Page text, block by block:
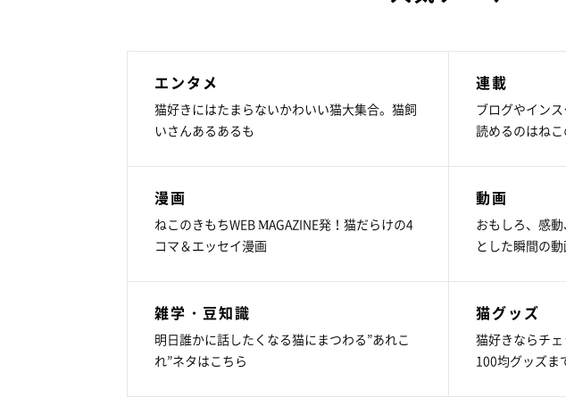
エンタメ
猫好きにはたまらないかわいい猫大集合。猫飼
いさんあるあるも
連載
ブログやイン
読めるのはねこ
漫画
ねこのきもちWEB MAGAZINE発！猫だらけの4
コマ＆エッセイ漫画
動画
おもしろ、感
とした瞬間の
雑学・豆知識
明日誰かに話したくなる猫にまつわる”あれこ
れ”ネタはこちら
猫グッズ
猫好きならチ
100均グッズま